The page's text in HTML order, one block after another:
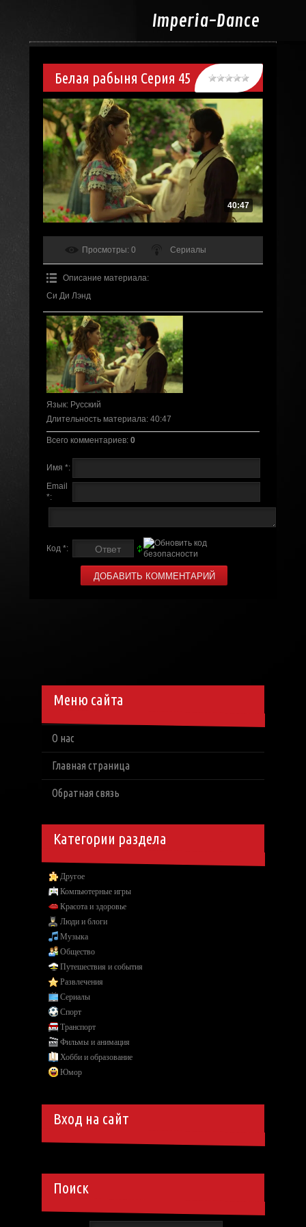
Imperia-Dance
Белая рабыня Серия 45
40:47
Просмотры: 0 Сериалы
Описание материала:
Си Ди Лэнд
Язык: Русский
Длительность материала: 40:47
Всего комментариев: 0
Имя *:
Email
*:
Код *:
Меню сайта
О нас
Главная страница
Обратная связь
Категории раздела
Другое
Компьютерные игры
Красота и здоровье
Люди и блоги
Музыка
Общество
Путешествия и события
Развлечения
Сериалы
Спорт
Транспорт
Фильмы и анимация
Хобби и образование
Юмор
Вход на сайт
Поиск